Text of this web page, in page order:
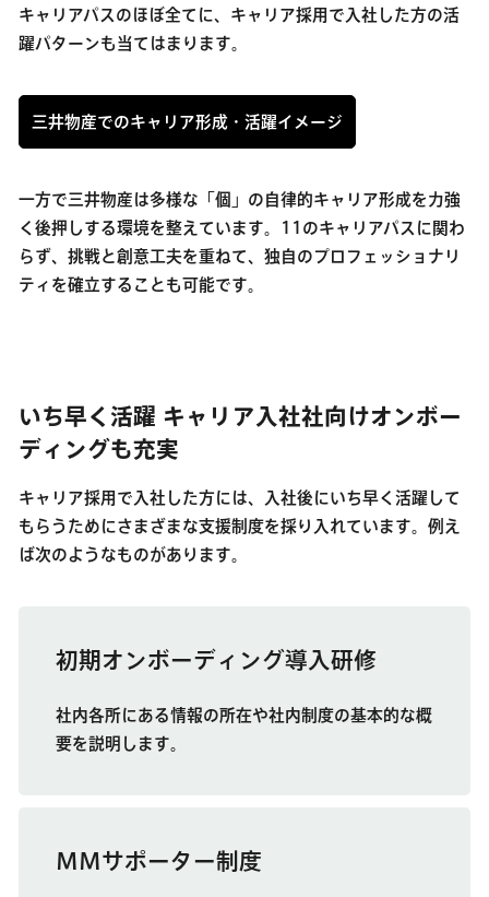
キャリアパスのほぼ全てに、キャリア採用で入社した方の活
躍パターンも当てはまります。
三井物産でのキャリア形成・活躍イメージ
一方で三井物産は多様な「個」の自律的キャリア形成を力強
く後押しする環境を整えています。11のキャリアパスに関わ
らず、挑戦と創意工夫を重ねて、独自のプロフェッショナリ
ティを確立することも可能です。
いち早く活躍 キャリア入社社向けオンボー
ディングも充実
キャリア採用で入社した方には、入社後にいち早く活躍して
もらうためにさまざまな支援制度を採り入れています。例え
ば次のようなものがあります。
初期オンボーディング導入研修
社内各所にある情報の所在や社内制度の基本的な概
要を説明します。
ＭＭサポーター制度